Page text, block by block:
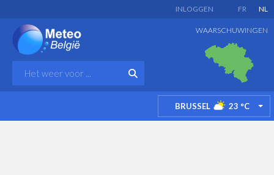
FR NL
INLOGGEN
WAARSCHUWINGEN
BRUSSEL 23 °C